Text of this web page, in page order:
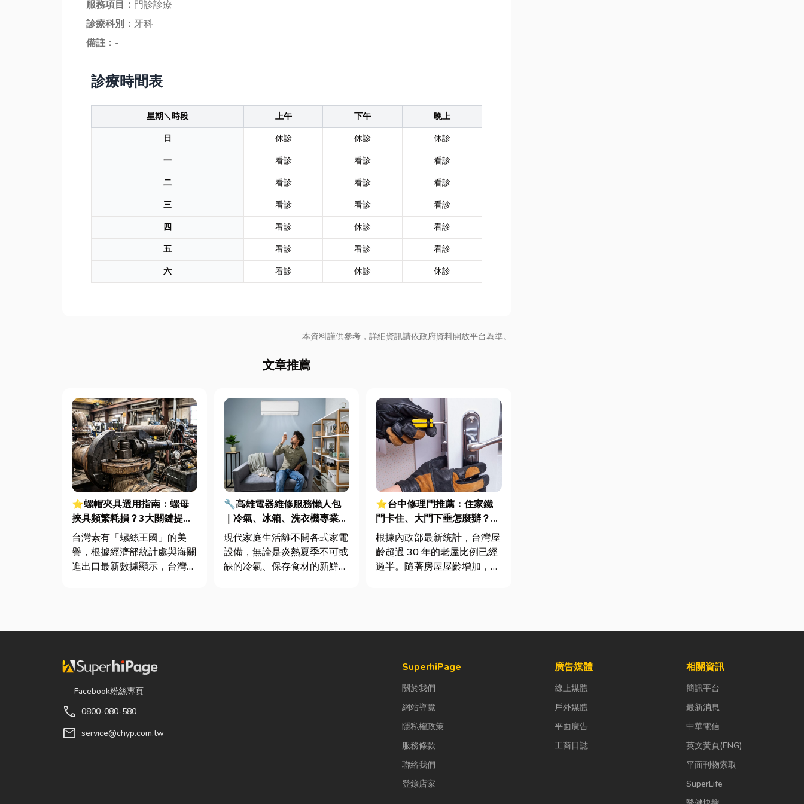
服務項目： 門診診療
診療科別： 牙科
備註： -
診療時間表
星期＼時段 上午 下午
晚上
日
休診 休診
休診
一
看診 看診
看診
二
看診 看診
看診
三
看診 看診
看診
四
看診 休診
看診
五
看診 看診
看診
六
看診 休診 休診
本資料謹供參考，詳細資訊請依政府資料開放平台為準。
文章推薦
⭐螺帽夾具選用指南：螺母
挾具頻繁耗損？3大關鍵提升
扣件成型良率與壽命
台灣素有「螺絲王國」的美
譽，根據經濟部統計處與海關
進出口最新數據顯示，台灣扣
的關...
🔧高雄電器維修服務懶人包
｜冷氣、冰箱、洗衣機專業維
修
現代家庭生活離不開各式家電
設備，無論是炎熱夏季不可或
缺的冷氣、保存食材的新鮮冰
⭐台中修理門推薦：住家鐵
門卡住、大門下垂怎麼辦？維
修費用與不銹鋼工程一次看
根據內政部最新統計，台灣屋
齡超過 30 年的老屋比例已經
過半。隨著房屋屋齡增加，金
Facebook粉絲專頁
call 0800-080-580
mail service@chyp.com.tw
SuperhiPage
關於我們
網站導覽
隱私權政策
服務條款
聯絡我們
登錄店家
廣告媒體
線上媒體
戶外媒體
平面廣告
工商日誌
相關資訊
簡訊平台
最新消息
中華電信
英文黃頁(ENG)
平面刊物索取
SuperLife